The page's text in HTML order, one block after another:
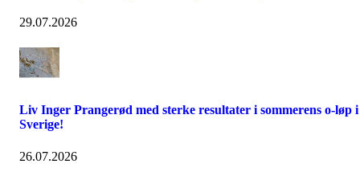
29.07.2026
Liv Inger Prangerød med sterke resultater i sommerens o-løp i
Sverige!
26.07.2026